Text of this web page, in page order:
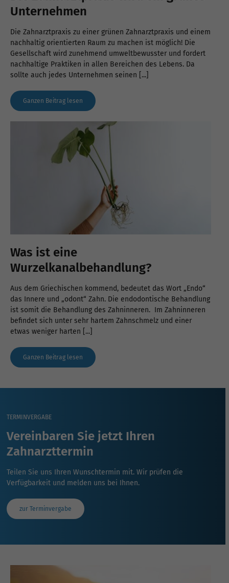
Unternehmen
Die Zahnarztpraxis zu einer grünen Zahnarztpraxis und einem
nachhaltig orientierten Raum zu machen ist möglich! Die
Gesellschaft wird zunehmend umweltbewusster und fordert
nachhaltige Praktiken in allen Bereichen des Lebens. Da
sollte auch jedes Unternehmen seinen [...]
Ganzen Beitrag lesen
Was ist eine
Wurzelkanalbehandlung?
Aus dem Griechischen kommend, bedeutet das Wort „Endo“
das Innere und „odont“ Zahn. Die endodontische Behandlung
ist somit die Behandlung des Zahninneren. Im Zahninneren
befindet sich unter sehr hartem Zahnschmelz und einer
etwas weniger harten [...]
Ganzen Beitrag lesen
TERMINVERGABE
Vereinbaren Sie jetzt Ihren
Zahnarzttermin
Teilen Sie uns Ihren Wunschtermin mit. Wir prüfen die
Verfügbarkeit und melden uns bei Ihnen.
zur Terminvergabe